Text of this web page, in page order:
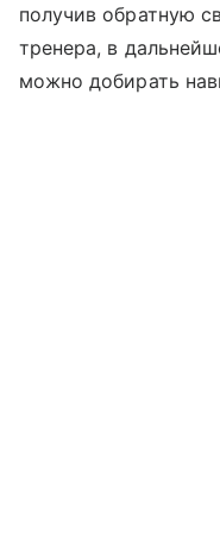
получив обратную
тренера, в
можно добирать